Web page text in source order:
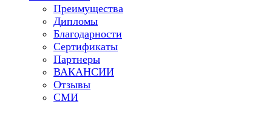
Преимущества
Дипломы
Благодарности
Сертификаты
Партнеры
ВАКАНСИИ
Отзывы
СМИ